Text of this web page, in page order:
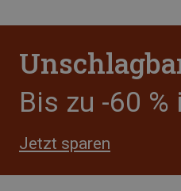
Bis zu -60
Jetzt sparen